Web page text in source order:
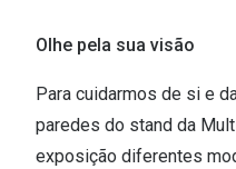
Olhe pela sua visão
Para cuidarmos de si e
paredes do stand da
exposição diferentes